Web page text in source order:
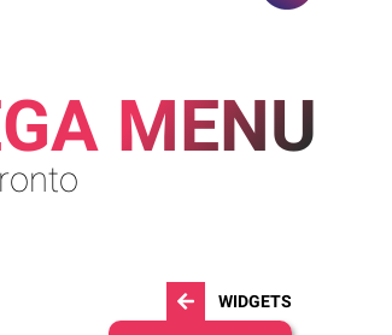
MENU
WIDGETS